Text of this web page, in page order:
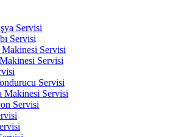
Servisi
Servisi
Makinesi Servisi
Servisi
Servisi
Makinesi Servisi
Servisi